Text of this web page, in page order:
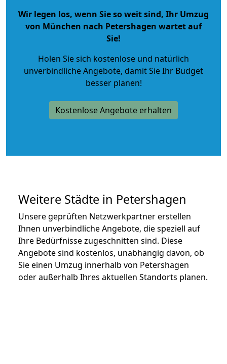
Wir legen los, wenn Sie so weit sind, Ihr Umzug
von München nach Petershagen wartet auf
Sie!
Holen Sie sich kostenlose und natürlich
unverbindliche Angebote, damit Sie Ihr Budget
besser planen!
Kostenlose Angebote erhalten
Weitere Städte in Petershagen
Unsere geprüften Netzwerkpartner erstellen
Ihnen unverbindliche Angebote, die speziell auf
Ihre Bedürfnisse zugeschnitten sind. Diese
Angebote sind kostenlos, unabhängig davon, ob
Sie einen Umzug innerhalb von Petershagen
oder außerhalb Ihres aktuellen Standorts planen.